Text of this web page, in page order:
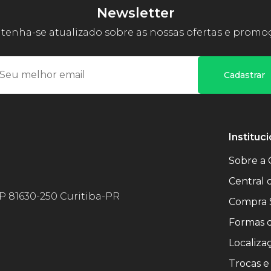
Newsletter
se atualizado sobre as nossas ofertas e
Cadastrar
81630-250 Curitiba-PR
Sobre a
Central
Compra
Formas
Trocas